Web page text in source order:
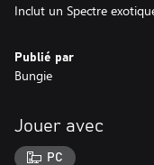
Inclut un Spectre
Publié par
Bungie
Jouer avec
PC